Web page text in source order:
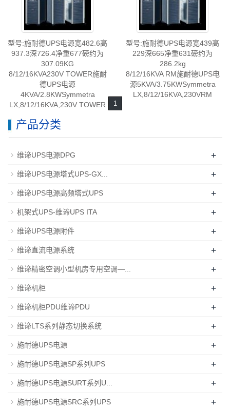
型号:施耐德UPS电源宽482.6高
937.3深726.4净重677磅约为
307.09KG
8/12/16KVA230V TOWER施耐
德UPS电源
4KVA/2.8KWSymmetra
LX,8/12/16KVA,230V TOWER
型号:施耐德UPS电源宽439高
229深665净重631磅约为
286.2kg
8/12/16KVA RM施耐德UPS电
源5KVA/3.75KWSymmetra
LX,8/12/16KVA,230VRM
1
产品分类
维谛UPS电源DPG +
维谛UPS电源塔式UPS-GX... +
维谛UPS电源高频塔式UPS +
机架式UPS-维谛UPS ITA +
维谛UPS电源附件 +
维谛直流电源系统 +
维谛精密空调小型机房专用空调—... +
维谛机柜 +
维谛机柜PDU维谛PDU +
维谛LTS系列静态切换系统 +
施耐德UPS电源 +
施耐德UPS电源SP系列UPS +
施耐德UPS电源SURT系列U... +
施耐德UPS电源SRC系列UPS +